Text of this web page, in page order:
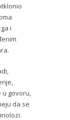
i
u govoru,
da se